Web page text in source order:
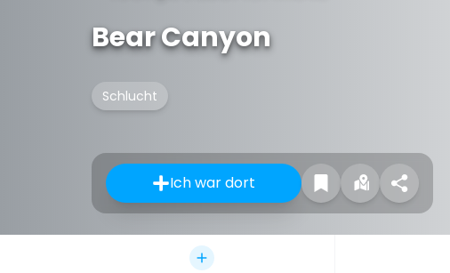
Bear Canyon
Schlucht
Ich war dort